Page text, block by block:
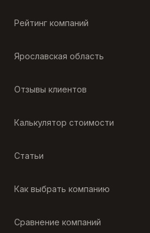
Рейтинг компаний
Ярославская область
Отзывы клиентов
Калькулятор стоимости
Статьи
Как выбрать компанию
Сравнение компаний